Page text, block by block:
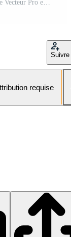
trèfle feuille image pour st patrick's journée fête Vecteur Pro et SVG Pro
Suivre
requise